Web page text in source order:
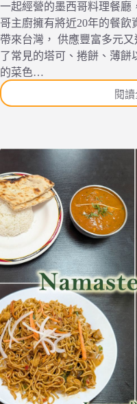
一起經營的墨西哥料理餐廳
哥主廚擁有將近20年的餐
帶來台灣， 供應豐富多元
了常見的塔可、捲餅、薄餅
的菜色…
閱